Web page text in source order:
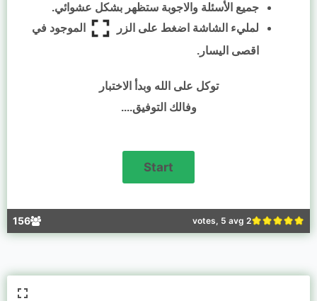
2 votes, 5 avg
156
جميع الأسئلة والاجوبة ستظهر بشكل عشوائي.
لمليء الشاشة اضغط على الزر
الموجود في
اقصى اليسار.
توكل على الله وبدأ الاختبار
وفالك التوفيق....